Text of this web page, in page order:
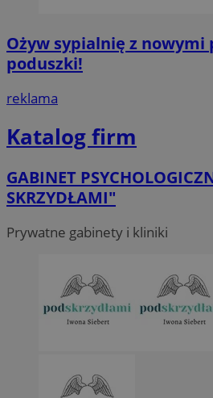
Ożyw sypialnię z nowymi
poduszki!
reklama
Katalog firm
GABINET
SKRZYDŁAMI"
Prywatne gabinety i kliniki